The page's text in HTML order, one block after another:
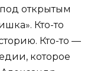
открытым
Кто-то
Кто-то —
которое